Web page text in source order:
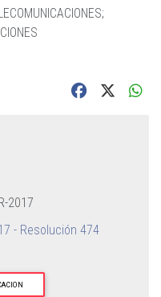
;
2017
- Resolución 474